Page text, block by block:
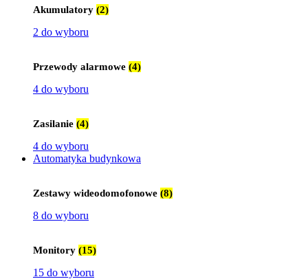
Akumulatory (2)
2 do wyboru
Przewody alarmowe (4)
4 do wyboru
Zasilanie (4)
4 do wyboru
Automatyka budynkowa
Zestawy wideodomofonowe (8)
8 do wyboru
Monitory (15)
15 do wyboru